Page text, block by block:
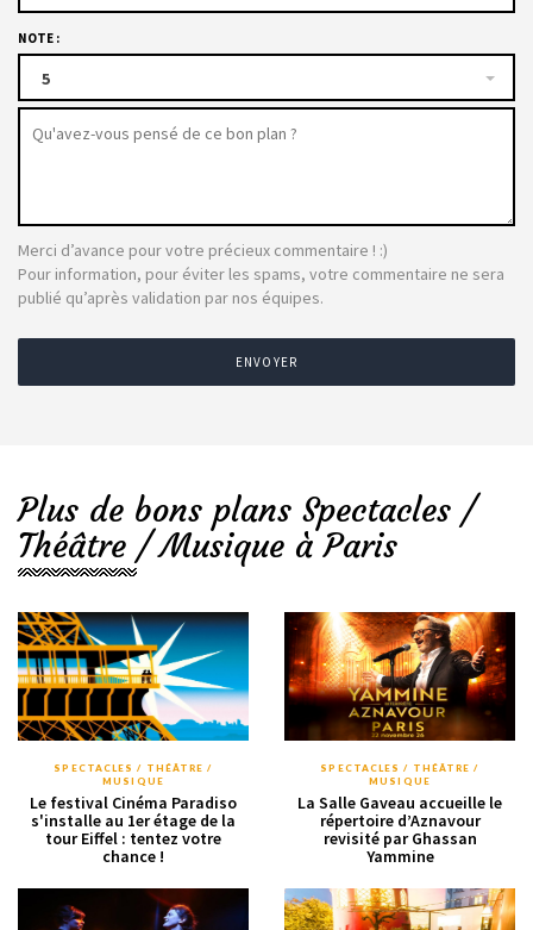
NOTE :
5
Merci d’avance pour votre précieux commentaire ! :)
Pour information, pour éviter les spams, votre commentaire ne sera
publié qu’après validation par nos équipes.
ENVOYER
Plus de bons plans Spectacles /
Théâtre / Musique à Paris
SPECTACLES / THÉÂTRE /
MUSIQUE
Le festival Cinéma Paradiso
s'installe au 1er étage de la
tour Eiffel : tentez votre
chance !
SPECTACLES / THÉÂTRE /
MUSIQUE
La Salle Gaveau accueille le
répertoire d’Aznavour
revisité par Ghassan
Yammine